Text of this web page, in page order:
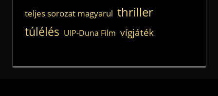
teljes sorozat magyarul thriller
túlélés UIP-Duna Film vígjáték